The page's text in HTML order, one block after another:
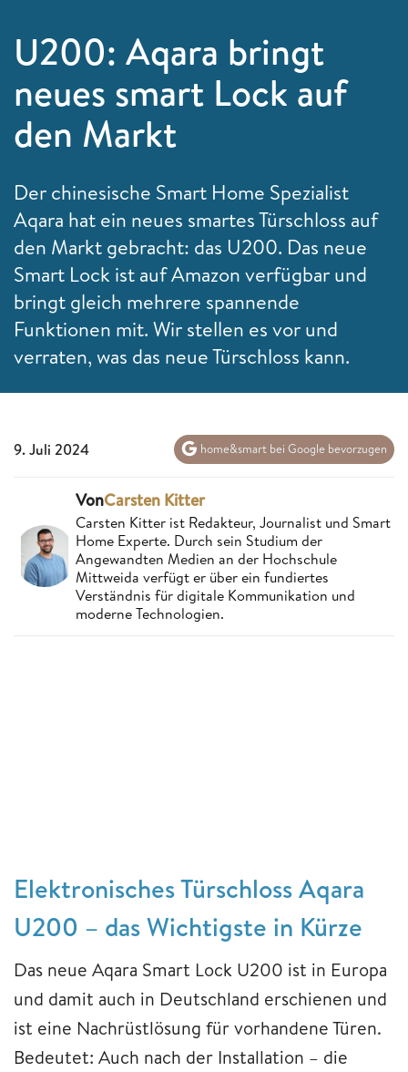
U200: Aqara bringt
neues smart Lock auf
den Markt
Der chinesische Smart Home Spezialist
Aqara hat ein neues smartes Türschloss auf
den Markt gebracht: das U200. Das neue
Smart Lock ist auf Amazon verfügbar und
bringt gleich mehrere spannende
Funktionen mit. Wir stellen es vor und
verraten, was das neue Türschloss kann.
9. Juli 2024 home&smart bei Google bevorzugen
VonCarsten Kitter
Carsten Kitter ist Redakteur, Journalist und Smart
Home Experte. Durch sein Studium der
Angewandten Medien an der Hochschule
Mittweida verfügt er über ein fundiertes
Verständnis für digitale Kommunikation und
moderne Technologien.
Elektronisches Türschloss Aqara
U200 – das Wichtigste in Kürze
Das neue Aqara Smart Lock U200 ist in Europa
und damit auch in Deutschland erschienen und
ist eine Nachrüstlösung für vorhandene Türen.
Bedeutet: Auch nach der Installation – die